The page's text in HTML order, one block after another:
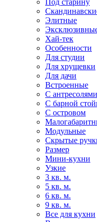
Элитные
Хай-тек
Особенности
Для студии
Для хрущевки
Для дачи
Встроенные
С антресолями
С барной
С островом
Модульные
Скрытые
Размер
Мини-кухни
Узкие
3 кв. м.
5 кв. м.
6 кв. м.
9 кв. м.
Все для кухни